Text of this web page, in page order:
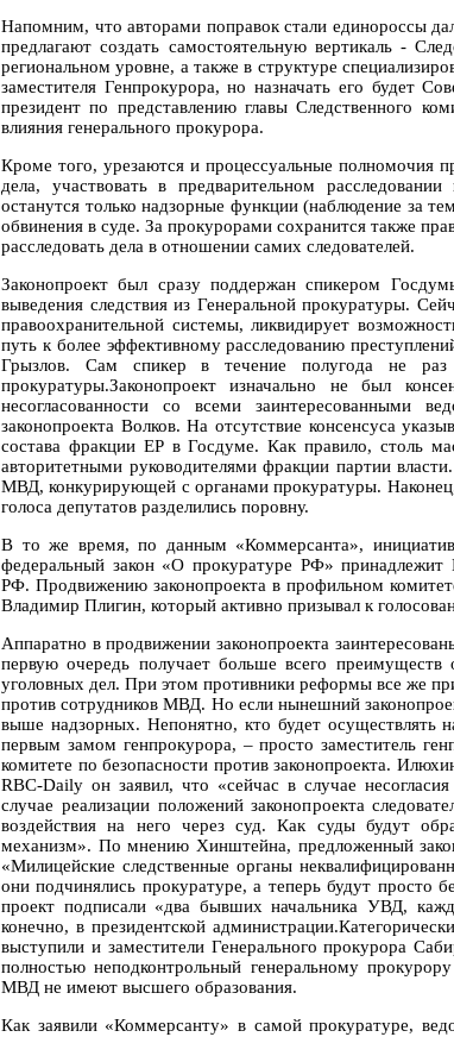
Напомним, что авторами поправок стали единороссы
предлагают создать самостоятельную вертикаль -
региональном уровне, а также в структуре
заместителя Генпрокурора, но назначать его будет
президент по представлению главы Следственного
влияния генерального прокурора.
Кроме того, урезаются и процессуальные полномочия
дела, участвовать в предварительном
останутся только надзорные функции (наблюдение за
обвинения в суде. За прокурорами сохранится также
расследовать дела в отношении самих следователей.
Законопроект был сразу поддержан спикером
выведения следствия из Генеральной прокуратуры.
правоохранительной системы, ликвидирует
путь к более эффективному расследованию
Грызлов. Сам спикер в течение полугода не раз
прокуратуры.Законопроект изначально не был
несогласованности со всеми заинтересованными
законопроекта Волков. На отсутствие консенсуса
состава фракции ЕР в Госдуме. Как правило, столь
авторитетными руководителями фракции партии
МВД, конкурирующей с органами прокуратуры.
голоса депутатов разделились поровну.
В то же время, по данным «Коммерсанта»,
федеральный закон «О прокуратуре РФ» принадлежит
РФ. Продвижению законопроекта в профильном
Владимир Плигин, который активно призывал к
Аппаратно в продвижении законопроекта
первую очередь получает больше всего
уголовных дел. При этом противники реформы все же
против сотрудников МВД. Но если нынешний
выше надзорных. Непонятно, кто будет осуществлять
первым замом генпрокурора, – просто заместитель
комитете по безопасности против законопроекта.
RBC-Daily он заявил, что «сейчас в случае
случае реализации положений законопроекта
воздействия на него через суд. Как суды будут
механизм». По мнению Хинштейна, предложенный
«Милицейские следственные органы
они подчинялись прокуратуре, а теперь будут просто
проект подписали «два бывших начальника УВД,
конечно, в президентской
выступили и заместители Генерального прокурора
полностью неподконтрольный генеральному
МВД не имеют высшего образования.
Как заявили «Коммерсанту» в самой прокуратуре,